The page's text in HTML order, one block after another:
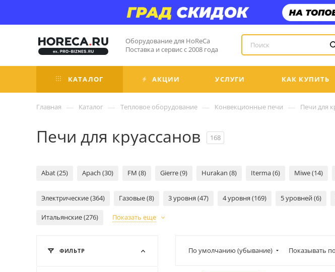
Оборудование для HoReCa
Поставка и сервис с 2008 года
КАТАЛОГ АКЦИИ УСЛУГИ КАК КУПИТЬ
Главная — Каталог — Тепловое оборудование — Конвекционные печи — Печи для
Печи для круассанов 168
Abat (25) Apach (30) FM (8) Gierre (9) Hurakan (8) Iterma (6) Miwe (14)
Электрические (364) Газовые (8) 3 уровня (47) 4 уровня (169) 5 уровней (6)
Итальянские (276) Показать еще
По умолчанию (убывание) Показывать
ФИЛЬТР